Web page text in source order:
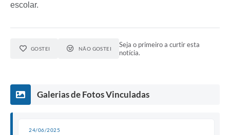
escolar.
GOSTEI NÃO GOSTEI
Seja o primeiro a curtir esta
notícia.
Galerias de Fotos Vinculadas
24/06/2025